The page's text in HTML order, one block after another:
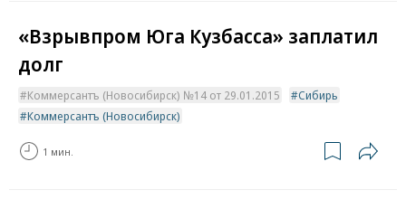
«Взрывпром Юга Кузбасса» заплатил
долг
Коммерсантъ (Новосибирск) №14 от 29.01.2015
Сибирь
Коммерсантъ (Новосибирск)
1 мин.